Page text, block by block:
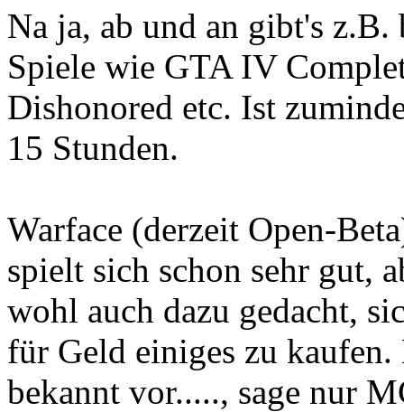
Na ja, ab und an gibt's
Spiele wie GTA IV
Dishonored etc. Ist
15 Stunden.
Warface (derzeit Open-
spielt sich schon sehr gut,
wohl auch dazu gedacht,
für Geld einiges zu
bekannt vor....., sage nur